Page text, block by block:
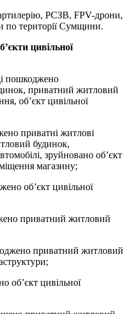
РСЗВ, FPV-дрони,
по території Сумщини.
цивільної
пошкоджено
приватний житловий
об’єкт цивільної
приватні житлові
будинок,
зруйновано об’єкт
магазину;
об’єкт цивільної
приватний житловий
приватний житловий
об’єкт цивільної